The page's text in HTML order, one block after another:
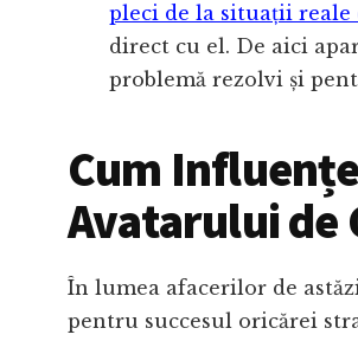
pleci de la situații
direct cu el. De aici
problemă rezolvi și
Cum
Avatarului de
În lumea afacerilor de
pentru succesul oricărei